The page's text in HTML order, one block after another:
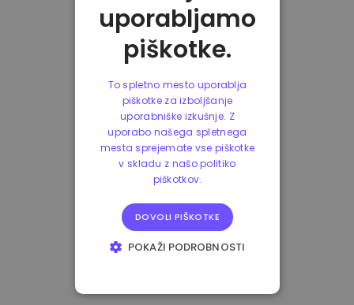
uporabljamo
piškotke.
To spletno mesto uporablja
piškotke za izboljšanje
uporabniške izkušnje. Z
uporabo našega spletnega
mesta sprejemate vse piškotke
v skladu z našo politiko
piškotkov.
DOVOLI PIŠKOTKE
POKAŽI PODROBNOSTI